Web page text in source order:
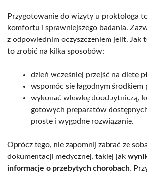
Przygotowanie do wizyty u proktologa
komfortu i sprawniejszego badania.
z odpowiednim oczyszczeniem jelit. Jak
to zrobić na kilka sposobów:
dzień wcześniej przejść na dietę
wspomóc się łagodnym środkiem
wykonać wlewkę doodbytniczą,
gotowych preparatów
proste i wygodne rozwiązanie.
Oprócz tego, nie zapomnij zabrać ze
dokumentacji medycznej, takiej jak
informacje o przebytych chorobach.